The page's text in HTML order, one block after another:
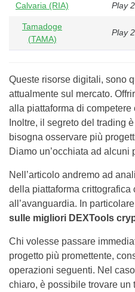
Calvaria (RIA) Play
Tamadoge
(TAMA)
Play
Queste risorse digitali, sono
attualmente sul mercato.
alla piattaforma di
Inoltre, il segreto del trading è
bisogna osservare più
Diamo un’occhiata ad alcuni
Nell’articolo andremo ad
della piattaforma
all’avanguardia. In
sulle migliori DEXTools
Chi volesse passare
progetto più promettente,
operazioni seguenti. Nel
chiaro, è possibile trovare un